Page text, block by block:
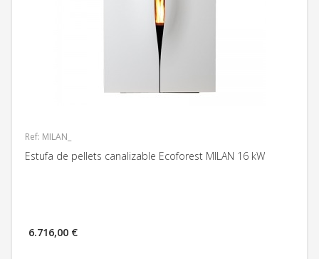
Ref: MILAN_
Estufa de pellets canalizable Ecoforest MILAN 16 kW
6.716,00 €